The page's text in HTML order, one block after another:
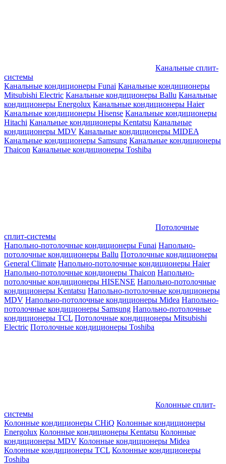
Канальные сплит-
системы
Канальные кондиционеры Funai Канальные кондиционеры
Mitsubishi Electric Канальные кондиционеры Ballu Канальные
кондиционеры Energolux Канальные кондиционеры Haier
Канальные кондиционеры Hisense Канальные кондиционеры
Hitachi Канальные кондиционеры Kentatsu Канальные
кондиционеры MDV Канальные кондиционеры MIDEA
Канальные кондиционеры Samsung Канальные кондиционеры
Thaicon Канальные кондиционеры Toshiba
Потолочные
сплит-системы
Напольно-потолочные кондиционеры Funai Напольно-
потолочные кондиционеры Ballu Потолочные кондиционеры
General Climate Напольно-потолочные кондиционеры Haier
Напольно-потолочные кондионеры Thaicon Напольно-
потолочные кондиционеры HISENSE Напольно-потолочные
кондиционеры Kentatsu Напольно-потолочные кондиционеры
MDV Напольно-потолочные кондиционеры Midea Напольно-
потолочные кондиционеры Samsung Напольно-потолочные
кондиционеры TCL Потолочные кондиционеры Mitsubishi
Electric Потолочные кондиционеры Toshiba
Колонные сплит-
системы
Колонные кондиционеры CHiQ Колонные кондиционеры
Energolux Колонные кондиционеры Kentatsu Колонные
кондиционеры MDV Колонные кондиционеры Midea
Колонные кондиционеры TCL Колонные кондиционеры
Toshiba